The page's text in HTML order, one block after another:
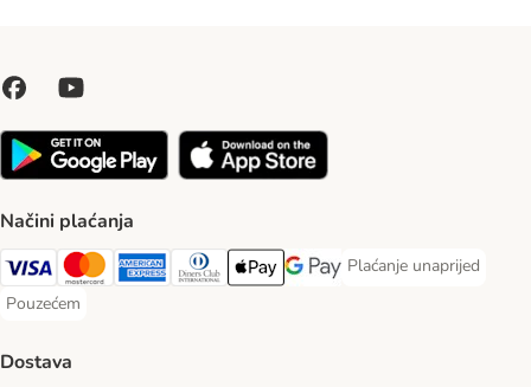
Načini plaćanja
Visa Payment Method
MasterCard Payment Method
American Express Payment Method
Diners Club Payment Method
Payment MethodGoogle pay Payment Method
Plaćanje unaprijed
Plaćanje unaprijed
Pouzećem
Pouzećem Payment Method
Dostava